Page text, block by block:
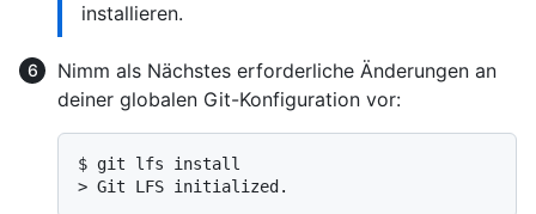
installieren.
Nimm als Nächstes erforderliche Änderungen an
deiner globalen Git-Konfiguration vor:
$ git lfs install
> Git LFS initialized.